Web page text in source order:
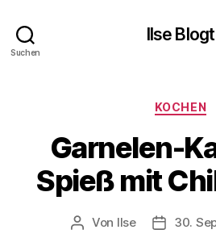
Suchen
Ilse Blogt
KOCHEN
Garnelen-
Spieß mit
Beitragsautor
Von Ilse
30.